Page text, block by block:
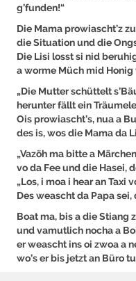
g’funden!“
Die Mama prowiascht’z
die Situation und die
Die Lisi losst si nid
a worme Müch mid
„Die Mutter schüttelt
herunter fällt ein
Ois prowiascht’s, nua a
des is, wos die Mama da
„Vazöh ma bitte a
vo da Fee und die Hasei,
„Los, i moa i hear an Taxi
Des weascht da Papa sei,
Boat ma, bis a die Stiang
und vamutlich nocha a
er weascht ins oi zwoa a
wo’s er bis jetzt an Büro